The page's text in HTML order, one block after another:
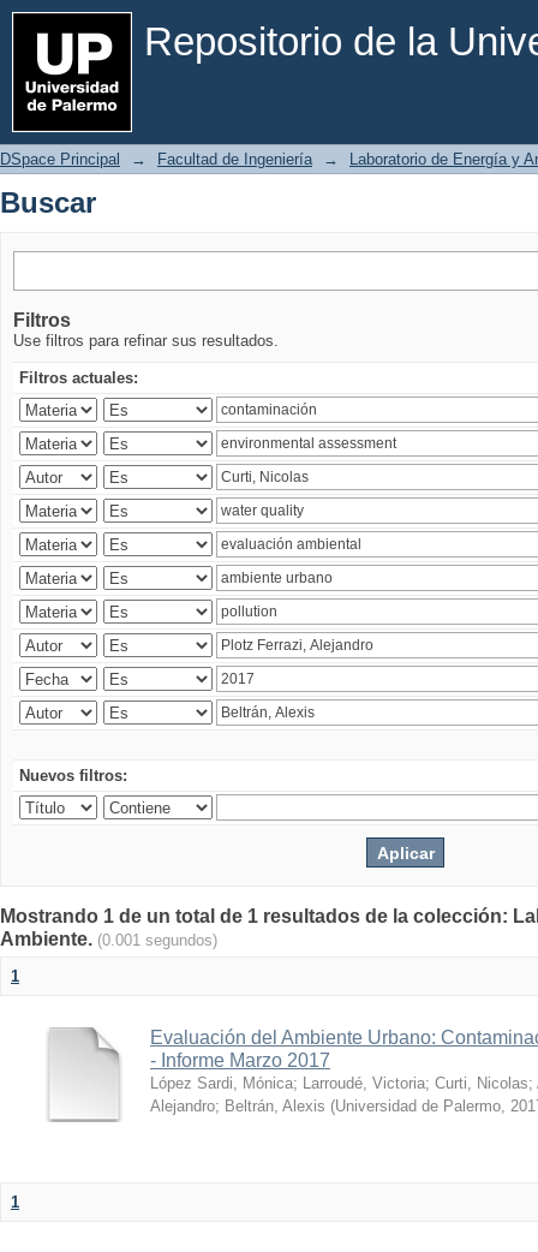
Repositorio de la
Buscar
DSpace Principal → Facultad de Ingeniería → Laboratorio de Energía y
Buscar
Filtros
Use filtros para refinar sus resultados.
Filtros actuales:
Nuevos filtros:
Mostrando 1 de un total de 1 resultados de la colección:
Ambiente. (0.001 segundos)
1
Evaluación del Ambiente Urbano:
- Informe Marzo 2017
López Sardi, Mónica; Larroudé, Victoria; Curti, Nicolas;
Alejandro; Beltrán, Alexis (Universidad de Palermo,
1